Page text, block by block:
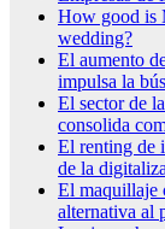
How good is
wedding?
El aumento
impulsa la
El sector de
consolida
El renting de
de la
El maquillaje
alternativa al